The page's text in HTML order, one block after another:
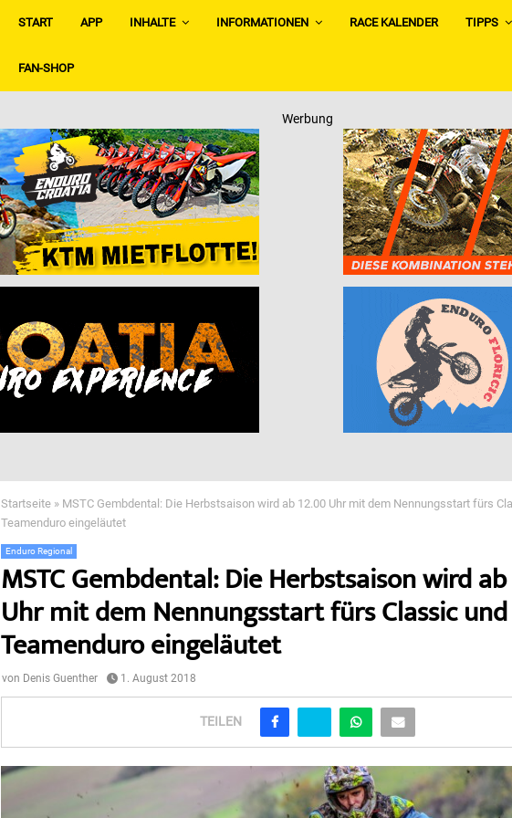
START APP INHALTE INFORMATIONEN RACE KALENDER TIPPS
FAN-SHOP
Werbung
Startseite » MSTC Gembdental: Die Herbstsaison wird ab 12.00 Uhr mit dem Nennungsstart fürs
Teamenduro eingeläutet
Enduro Regional
MSTC Gembdental: Die Herbstsaison wird
Uhr mit dem Nennungsstart fürs Classic und
Teamenduro eingeläutet
von Denis Guenther 1. August 2018
TEILEN